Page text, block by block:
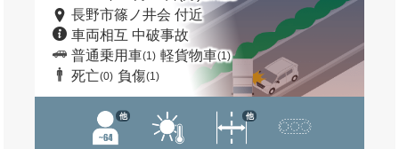
長野市篠ノ井会 付近
車両相互 中破事故
普通乗用車(1) 軽貨物車(1)
死亡(0) 負傷(1)
他 他